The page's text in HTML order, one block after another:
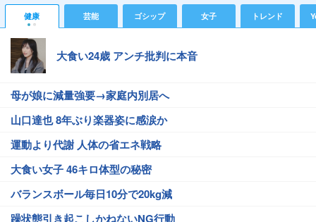
健康 芸能 ゴシップ 女子 トレンド
大食い24歳 アンチ批判に本音
母が娘に減量強要→家庭内別居へ
山口達也 8年ぶり楽器姿に感涙か
運動より代謝 人体の省エネ戦略
大食い女子 46キロ体型の秘密
バランスボール毎日10分で20kg減
躁状態引き起こしかねないNG行動